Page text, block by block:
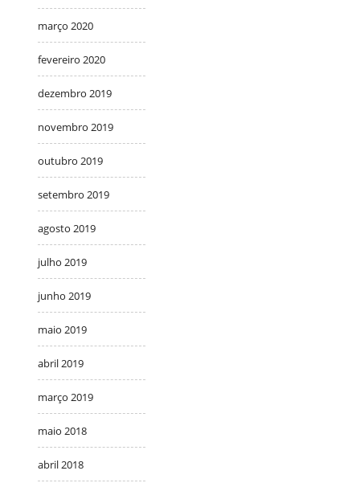
março 2020
fevereiro 2020
dezembro 2019
novembro 2019
outubro 2019
setembro 2019
agosto 2019
julho 2019
junho 2019
maio 2019
abril 2019
março 2019
maio 2018
abril 2018